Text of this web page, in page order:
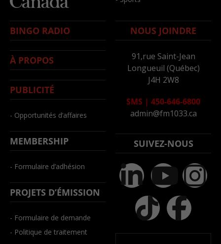
BINGO RADIO
À PROPOS
PUBLICITÉ
- Opportunités d’affaires
MEMBERSHIP
- Formulaire d’adhésion
PROJETS D’ÉMISSION
- Formulaire de demande
- Politique de traitement
NOUS JOINDRE
91,rue Saint-Jean
Longueuil (Québec)
J4H 2W8
SMS | 450-646-6800
admin@fm1033.ca
SUIVEZ-NOUS